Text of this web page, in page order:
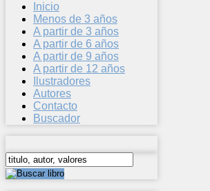
Inicio
Menos de 3 años
A partir de 3 años
A partir de 6 años
A partir de 9 años
A partir de 12 años
Ilustradores
Autores
Contacto
Buscador